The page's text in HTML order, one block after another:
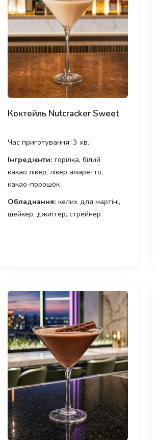
Коктейль Nutcracker Sweet
Час приготування: 3 хв.
Інгредієнти: горілка, білий
какао лікер, лікер амаретто,
какао-порошок
Обладнання: келих для мартіні,
шейкер, джиггер, стрейнер